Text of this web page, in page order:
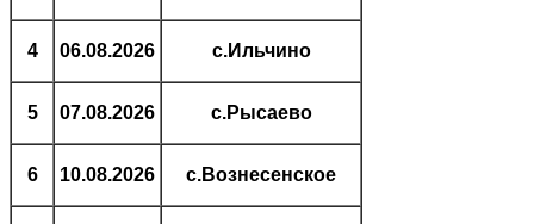
4 06.08.2026 с.Ильчино
5 07.08.2026 с.Рысаево
6 10.08.2026 с.Вознесенское